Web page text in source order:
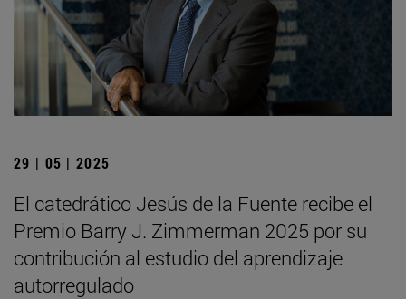
29 | 05 | 2025
El catedrático Jesús de la Fuente recibe el
Premio Barry J. Zimmerman 2025 por su
contribución al estudio del aprendizaje
autorregulado